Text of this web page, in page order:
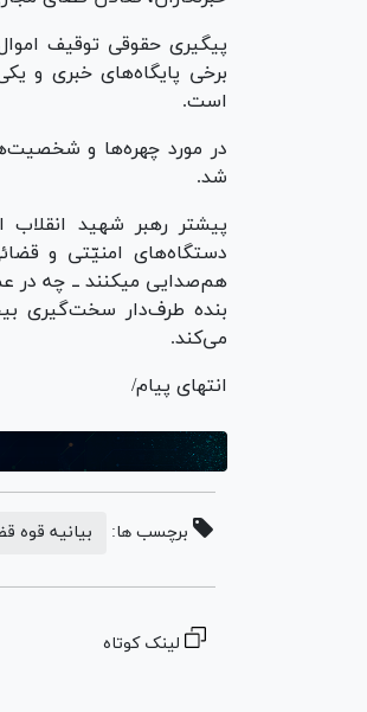
پیگیری حقوقی توقیف
برخی پایگاه‌های خبری و
است.
در مورد چهره‌ها و
شد.
پیشتر رهبر شهید انقلاب
دستگاه‌های امنیّتی و
هم‌صدایی میکنند ــ چه در
بنده طرف‌دار سخت‌گیری
می‌کند.
انتهای پیام/
برچسب ها: بیانیه قوه
لینک کوتاه